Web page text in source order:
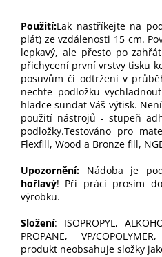
Použití:Lak nastříkejte na
plát) ze vzdálenosti 15 cm.
lepkavý, ale přesto po
přichycení první vrstvy tisku
posuvům či odtržení v
nechte podložku
hladce sundat Váš výtisk.
použití nástrojů - stupeň
podložky.Testováno pro
Flexfill, Wood a Bronze fill,
Upozornění: Nádoba je
hořlavý! Při práci prosím
výrobku.
Složení: ISOPROPYL,
PROPANE, VP/
produkt neobsahuje složky